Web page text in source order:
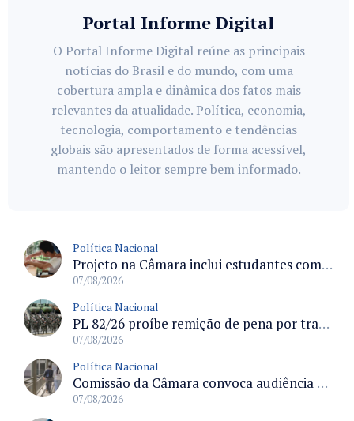
Portal Informe Digital
O Portal Informe Digital reúne as principais
notícias do Brasil e do mundo, com uma
cobertura ampla e dinâmica dos fatos mais
relevantes da atualidade. Política, economia,
tecnologia, comportamento e tendências
globais são apresentados de forma acessível,
mantendo o leitor sempre bem informado.
Política Nacional
Projeto na Câmara inclui estudantes com deficiência no regime escolar especial da LDB e estabelece critérios para frequência
07/08/2026
Política Nacional
PL 82/26 proíbe remição de pena por trabalho em funções militares para condenados por crimes contra o Estado Democrático de Direito
07/08/2026
Política Nacional
Comissão da Câmara convoca audiência para discutir misoginia nas escolas e universidades após divulgação de listas misóginas
07/08/2026